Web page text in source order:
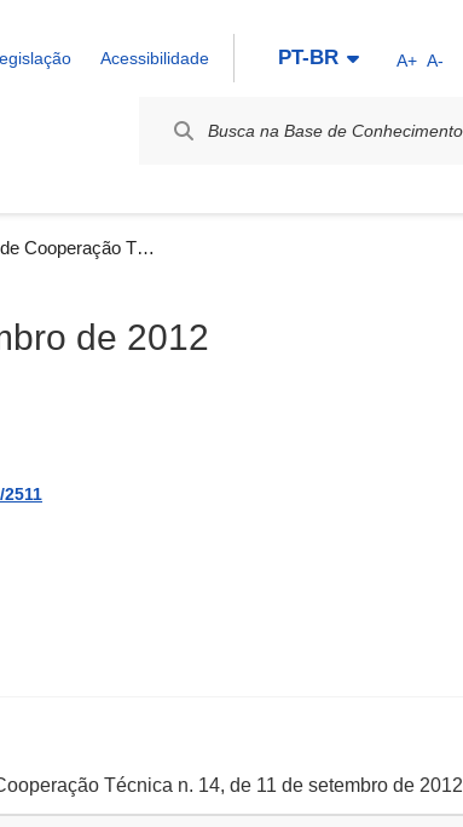
Acessibilidade PT-BR A+ A-
Acordo de Cooperação Técnica n. 14, de 11 de setembro de 2012
de 2012
Técnica n. 14, de 11 de setembro de 2012